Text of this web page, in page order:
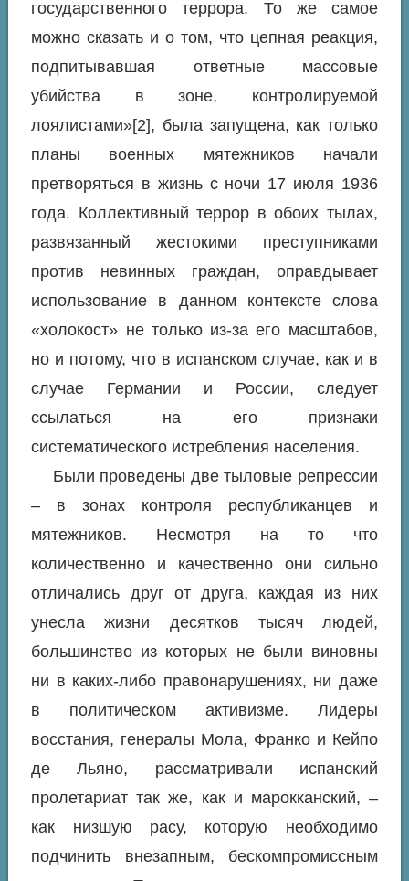
государственного террора. То же самое
можно сказать и о том, что цепная реакция,
подпитывавшая ответные массовые
убийства в зоне, контролируемой
лоялистами»[2], была запущена, как только
планы военных мятежников начали
претворяться в жизнь с ночи 17 июля 1936
года. Коллективный террор в обоих тылах,
развязанный жестокими преступниками
против невинных граждан, оправдывает
использование в данном контексте слова
«холокост» не только из-за его масштабов,
но и потому, что в испанском случае, как и в
случае Германии и России, следует
ссылаться на его признаки
систематического истребления населения.
Были проведены две тыловые репрессии
– в зонах контроля республиканцев и
мятежников. Несмотря на то что
количественно и качественно они сильно
отличались друг от друга, каждая из них
унесла жизни десятков тысяч людей,
большинство из которых не были виновны
ни в каких-либо правонарушениях, ни даже
в политическом активизме. Лидеры
восстания, генералы Мола, Франко и Кейпо
де Льяно, рассматривали испанский
пролетариат так же, как и марокканский, –
как низшую расу, которую необходимо
подчинить внезапным, бескомпромиссным